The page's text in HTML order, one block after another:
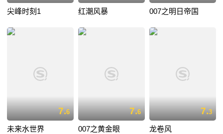
尖峰时刻1 红潮风暴 007之明日帝国
7.6
未来水世界
7.6
007之黄金眼
7.3
龙卷风